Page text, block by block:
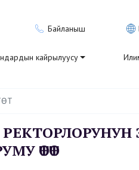
Байланыш
кайрылуусу
ӨТӨТ